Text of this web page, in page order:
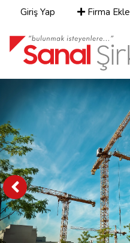
Giriş Yap Firma Ekle